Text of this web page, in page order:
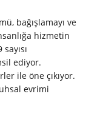
bağışlamayı ve
hizmetin
ediyor.
ile öne çıkıyor.
evrimi